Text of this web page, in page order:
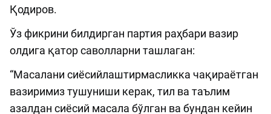
Қодиров.
Ўз фикрини билдирган партия раҳбари вазир
олдига қатор саволларни ташлаган:
“Масалани сиёсийлаштирмасликка чақираётган
вазиримиз тушуниши керак, тил ва таълим
азалдан сиёсий масала бўлган ва бундан кейин